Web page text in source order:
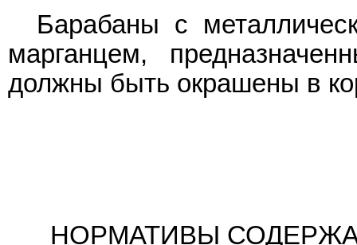
Барабаны с
марганцем,
должны быть окрашены в
НОРМАТИВЫ